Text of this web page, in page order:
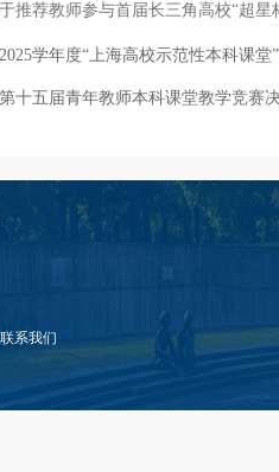
推荐教师参与首届长三角高校“超星
学年度“上海高校示范性本科课
十五届青年教师本科课堂教学竞赛
联系我们